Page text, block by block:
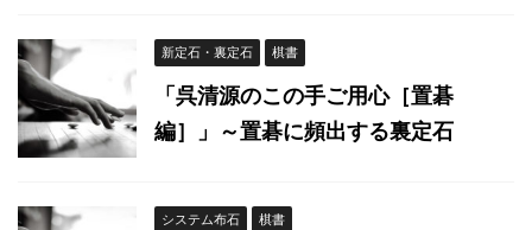
新定石・裏定石 棋書
「呉清源のこの手ご用心［置碁
編］」～置碁に頻出する裏定石
システム布石 棋書